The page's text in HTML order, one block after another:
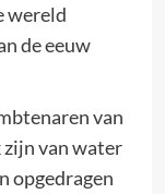
wereld
de eeuw
van
van water
opgedragen